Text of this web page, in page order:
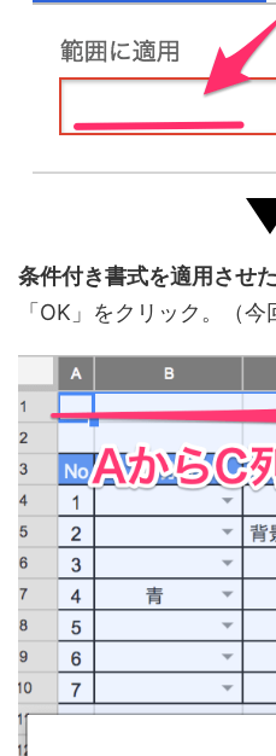
条件付き書式を適用させ
「OK」をクリック。（今